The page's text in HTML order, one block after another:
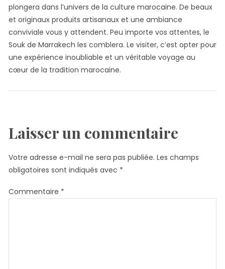
plongera dans l’univers de la culture marocaine. De beaux
et originaux produits artisanaux et une ambiance
conviviale vous y attendent. Peu importe vos attentes, le
Souk de Marrakech les comblera. Le visiter, c’est opter pour
une expérience inoubliable et un véritable voyage au
cœur de la tradition marocaine.
Laisser un commentaire
Votre adresse e-mail ne sera pas publiée. Les champs
obligatoires sont indiqués avec *
Commentaire *